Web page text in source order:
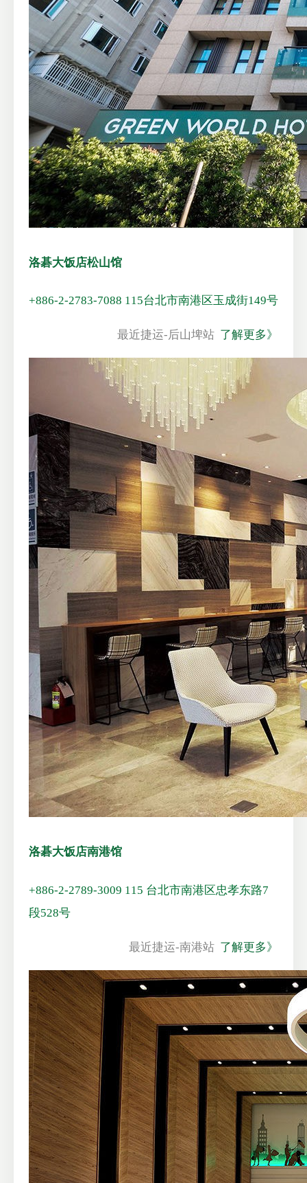
洛碁大饭店松山馆
+886-2-2783-7088 115台北市南港区玉成街149号
最近捷运-后山埤站 了解更多》
洛碁大饭店南港馆
+886-2-2789-3009 115 台北市南港区忠孝东路7
段528号
最近捷运-南港站 了解更多》